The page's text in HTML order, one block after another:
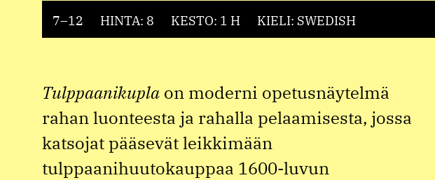
7–12 HINTA: 8 KESTO: 1 H KIELI: SWEDISH
Tulppaanikupla on moderni opetusnäytelmä
rahan luonteesta ja rahalla pelaamisesta, jossa
katsojat pääsevät leikkimään
tulppaanihuutokauppaa 1600-luvun